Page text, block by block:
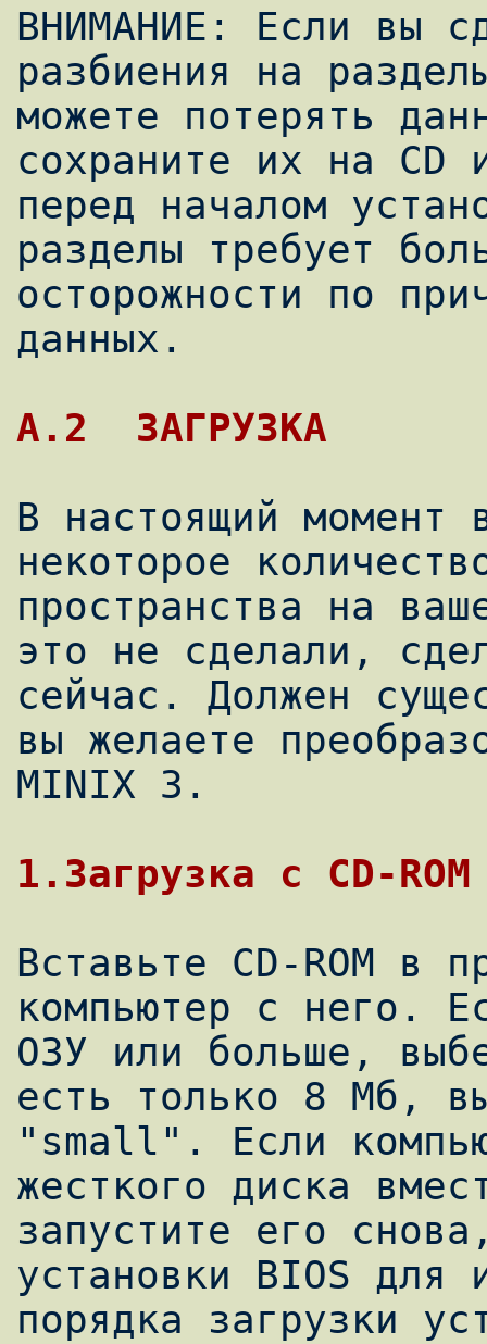
ВНИМАНИЕ: Если вы
разбиения на
можете потерять
сохраните их на CD
перед началом
разделы требует
осторожности по
данных.
В настоящий момент
некоторое
пространства на
это не сделали,
сейчас. Должен
вы желаете
MINIX 3.
Вставьте CD-ROM в
компьютер с него.
ОЗУ или больше,
есть только 8 Мб,
"small". Если
жесткого диска
запустите его
установки BIOS для
порядка загрузки